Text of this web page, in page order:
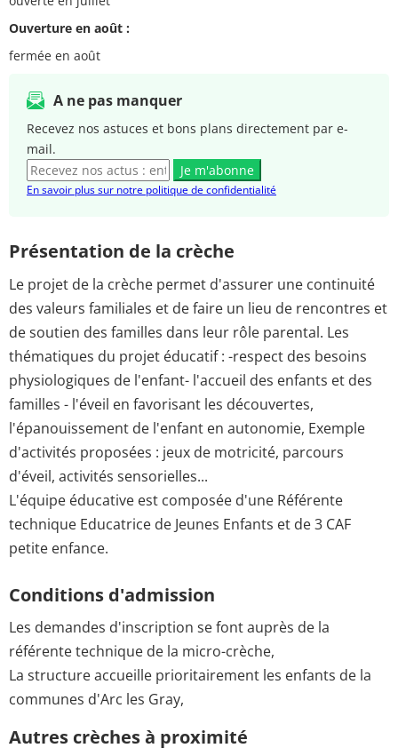
Ouverture en août :
fermée en août
A ne pas manquer
Recevez nos astuces et bons plans directement par e-
mail.
Je m'abonne
En savoir plus sur notre politique de confidentialité
Présentation de la crèche
Le projet de la crèche permet d'assurer une continuité
des valeurs familiales et de faire un lieu de rencontres et
de soutien des familles dans leur rôle parental. Les
thématiques du projet éducatif : -respect des besoins
physiologiques de l'enfant- l'accueil des enfants et des
familles - l'éveil en favorisant les découvertes,
l'épanouissement de l'enfant en autonomie, Exemple
d'activités proposées : jeux de motricité, parcours
d'éveil, activités sensorielles...
L'équipe éducative est composée d'une Référente
technique Educatrice de Jeunes Enfants et de 3 CAF
petite enfance.
Conditions d'admission
Les demandes d'inscription se font auprès de la
référente technique de la micro-crèche,
La structure accueille prioritairement les enfants de la
communes d'Arc les Gray,
Autres crèches à proximité